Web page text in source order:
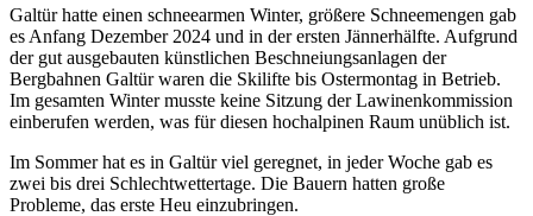
Galtür hatte einen schneearmen Winter, größere Schneemengen gab
es Anfang Dezember 2024 und in der ersten Jännerhälfte. Aufgrund
der gut ausgebauten künstlichen Beschneiungsanlagen der
Bergbahnen Galtür waren die Skilifte bis Ostermontag in Betrieb.
Im gesamten Winter musste keine Sitzung der Lawinenkommission
einberufen werden, was für diesen hochalpinen Raum unüblich ist.
Im Sommer hat es in Galtür viel geregnet, in jeder Woche gab es
zwei bis drei Schlechtwettertage. Die Bauern hatten große
Probleme, das erste Heu einzubringen.